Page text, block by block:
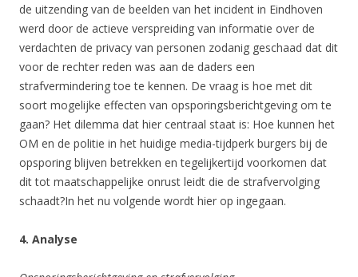
de uitzending van de beelden van het incident in Eindhoven
werd door de actieve verspreiding van informatie over de
verdachten de privacy van personen zodanig geschaad dat dit
voor de rechter reden was aan de daders een
strafvermindering toe te kennen. De vraag is hoe met dit
soort mogelijke effecten van opsporingsberichtgeving om te
gaan? Het dilemma dat hier centraal staat is: Hoe kunnen het
OM en de politie in het huidige media-tijdperk burgers bij de
opsporing blijven betrekken en tegelijkertijd voorkomen dat
dit tot maatschappelijke onrust leidt die de strafvervolging
schaadt?In het nu volgende wordt hier op ingegaan.
4. Analyse